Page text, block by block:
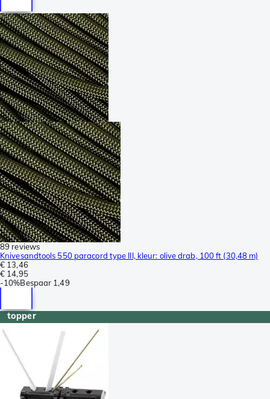
89 reviews
Knivesandtools 550 paracord type III, kleur: olive drab, 100 ft (30,48 m)
€ 13,46
€ 14,95
-10%Bespaar 1,49
topper